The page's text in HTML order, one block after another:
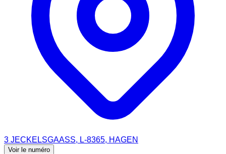
3 JECKELSGAASS, L-8365, HAGEN
Voir le numéro